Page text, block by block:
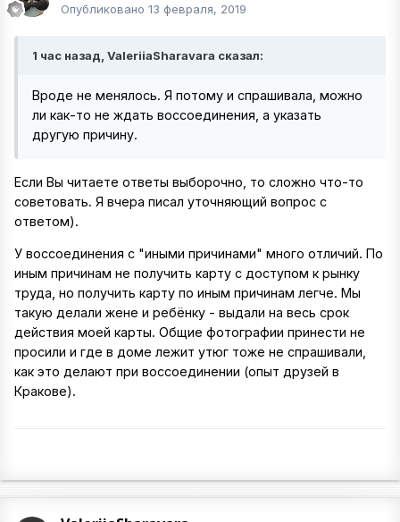
Опубликовано 13 февраля, 2019
1 час назад, ValeriiaSharavara сказал:
Вроде не менялось. Я потому и спрашивала, можно
ли как-то не ждать воссоединения, а указать
другую причину.
Если Вы читаете ответы выборочно, то сложно что-то
советовать. Я вчера писал уточняющий вопрос с
ответом).
У воссоединения с "иными причинами" много отличий. По
иным причинам не получить карту с доступом к рынку
труда, но получить карту по иным причинам легче. Мы
такую делали жене и ребёнку - выдали на весь срок
действия моей карты. Общие фотографии принести не
просили и где в доме лежит утюг тоже не спрашивали,
как это делают при воссоединении (опыт друзей в
Кракове).